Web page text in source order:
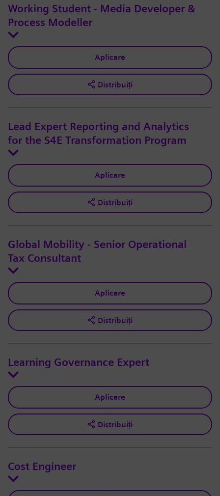
Working Student - Media Developer &
Process Modeller
Aplicare
Distribuiți
Lead Expert Reporting and Analytics
for the S4E Transformation Program
Aplicare
Distribuiți
Global Mobility - Senior Operational
Tax Consultant
Aplicare
Distribuiți
Learning Governance Expert
Aplicare
Distribuiți
Cost Engineer